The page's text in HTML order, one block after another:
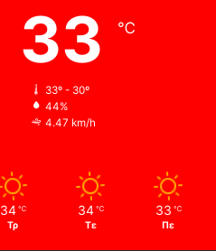
33 ℃
33º - 30º
44%
4.47 km/h
34 ℃
Τρ
34 ℃
Τε
33 ℃
Πε